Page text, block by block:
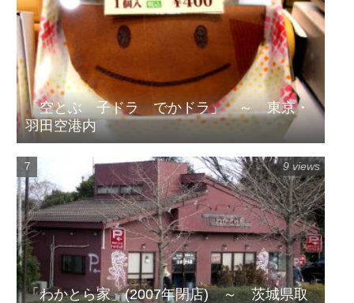
「空とぶ 子ドラ でかドラ」 ～ 東京・
羽田空港内
「わかとら家」(2007年閉店) ～ 茨城県取
9 views